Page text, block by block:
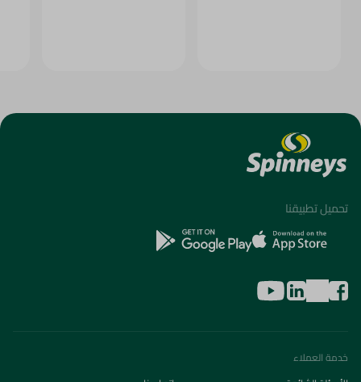
تحميل تطبيقنا
خدمة العملاء